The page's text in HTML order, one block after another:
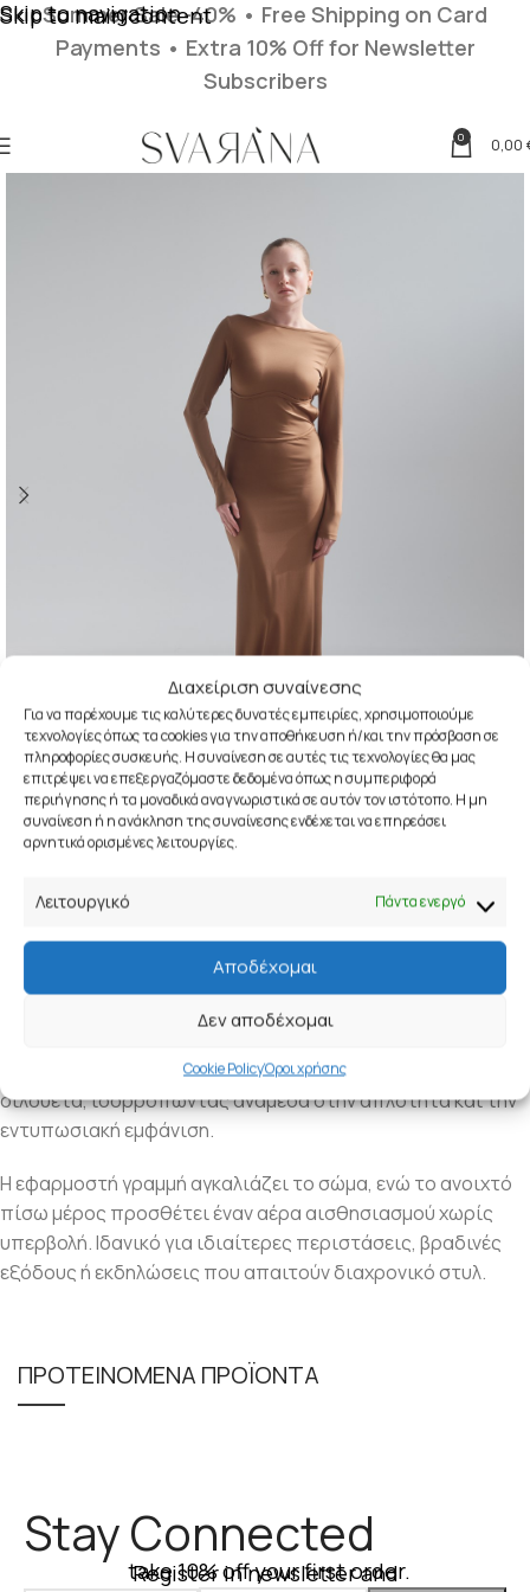
Διαχείριση συναίνεσης
Για να παρέχουμε τις καλύτερες δυνατές εμπειρίες, χρησιμοποιούμε
τεχνολογίες όπως τα cookies για την αποθήκευση ή/και την πρόσβαση σε
πληροφορίες συσκευής. Η συναίνεση σε αυτές τις τεχνολογίες θα μας
επιτρέψει να επεξεργαζόμαστε δεδομένα όπως η συμπεριφορά
περιήγησης ή τα μοναδικά αναγνωριστικά σε αυτόν τον ιστότοπο. Η μη
συναίνεση ή η ανάκληση της συναίνεσης ενδέχεται να επηρεάσει
αρνητικά ορισμένες λειτουργίες.
Λειτουργικό Πάντα ενεργό
Αποδέχομαι
Δεν αποδέχομαι
Cookie PolicyΌροι χρήσης
Skip to navigation
Skip to main content
0 0,00
Click to enlarge
KALIRRA
SIZE S M
ΠΡΟΣΘΉΚΗ ΣΤΟ ΚΑΛΆΘΙ
Ένα κομμάτι που συνδυάζει την κομψότητα με μια τολμηρή
ανοιχτή πλάτη αναδεικνύει με μοναδικό τρόπο τη
σιλουέτα, ισορροπώντας ανάμεσα στην απλότητα και την
εντυπωσιακή εμφάνιση.
Η εφαρμοστή γραμμή αγκαλιάζει το σώμα, ενώ το ανοιχτό
πίσω μέρος προσθέτει έναν αέρα αισθησιασμού χωρίς
υπερβολή. Ιδανικό για ιδιαίτερες περιστάσεις, βραδινές
εξόδους ή εκδηλώσεις που απαιτούν διαχρονικό στυλ.
ΠΡΟΤΕΙΝΟΜΕΝΑ ΠΡΟΪΟΝΤΑ
Stay Connected
Register in newsletter and
take 10% off your first order.
Summer Sale -40% • Free Shipping on Card
Payments • Extra 10% Off for Newsletter
Subscribers